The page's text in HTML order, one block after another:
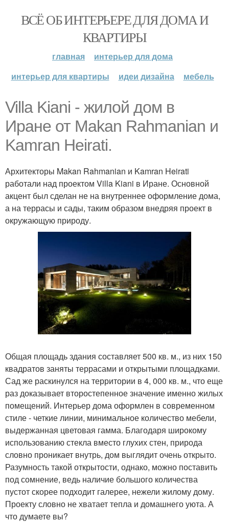
ВСЁ ОБ ИНТЕРЬЕРЕ ДЛЯ ДОМА И
КВАРТИРЫ
главная
интерьер для дома
интерьер для квартиры
идеи дизайна мебель
Villa Kiani - жилой дом в
Иране от Makan Rahmanian и
Kamran Heirati.
Архитекторы Makan Rahmanian и Kamran Heirati
работали над проектом Villa Kiani в Иране. Основной
акцент был сделан не на внутреннее оформление дома,
а на террасы и сады, таким образом внедряя проект в
окружающую природу.
Общая площадь здания составляет 500 кв. м., из них 150
квадратов заняты террасами и открытыми площадками.
Сад же раскинулся на территории в 4, 000 кв. м., что еще
раз доказывает второстепенное значение именно жилых
помещений. Интерьер дома оформлен в современном
стиле - четкие линии, минимальное количество мебели,
выдержанная цветовая гамма. Благодаря широкому
использованию стекла вместо глухих стен, природа
словно проникает внутрь, дом выглядит очень открыто.
Разумность такой открытости, однако, можно поставить
под сомнение, ведь наличие большого количества
пустот скорее подходит галерее, нежели жилому дому.
Проекту словно не хватает тепла и домашнего уюта. А
что думаете вы?